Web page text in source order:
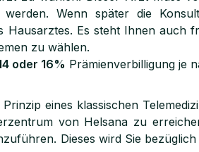
Wenn später die
Es steht Ihnen auch
zu wählen.
oder 16% Prämienverbilligung je
eines klassischen
von Helsana zu
Dieses wird Sie